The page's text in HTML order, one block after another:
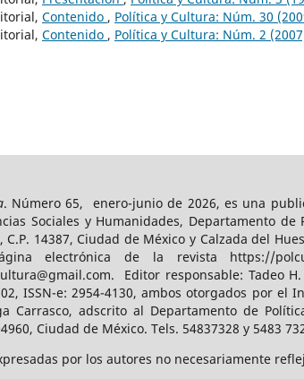
Contenido , Política y Cultura: Núm. 30
Contenido , Política y Cultura: Núm. 2
. Número 65, enero-junio de 2026, es una
Sociales y Humanidades, Departamento
14387, Ciudad de México y Calzada del
electrónica de la revista https://
Editor responsable: Tadeo
ISSN-e: 2954-4130, ambos otorgados por
Carrasco, adscrito al Departamento de
Ciudad de México. Tels. 54837328 y 5483
por los autores no necesariamente